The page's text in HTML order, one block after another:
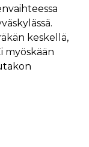
keskellä,
myöskään